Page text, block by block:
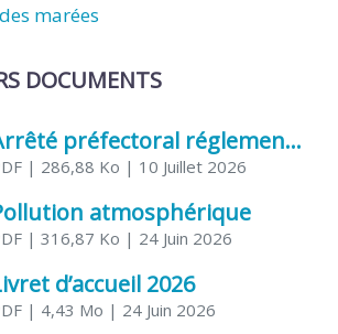
marées
DOCUMENTS
Arrêté préfectoral réglementant l’usage de l’eau
| 286,88 Ko | 10 Juillet 2026
atmosphérique
| 316,87 Ko | 24 Juin 2026
d’accueil 2026
| 4,43 Mo | 24 Juin 2026